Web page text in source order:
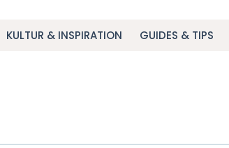
KULTUR & INSPIRATION GUIDES & TIPS